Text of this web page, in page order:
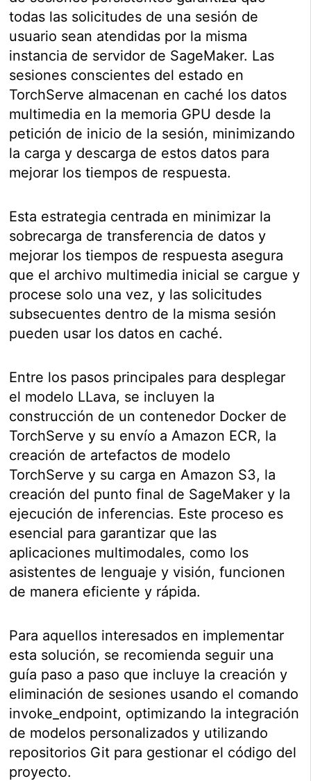
todas las solicitudes de una sesión de
usuario sean atendidas por la misma
instancia de servidor de SageMaker. Las
sesiones conscientes del estado en
TorchServe almacenan en caché los datos
multimedia en la memoria GPU desde la
petición de inicio de la sesión, minimizando
la carga y descarga de estos datos para
mejorar los tiempos de respuesta.
Esta estrategia centrada en minimizar la
sobrecarga de transferencia de datos y
mejorar los tiempos de respuesta asegura
que el archivo multimedia inicial se cargue y
procese solo una vez, y las solicitudes
subsecuentes dentro de la misma sesión
pueden usar los datos en caché.
Entre los pasos principales para desplegar
el modelo LLava, se incluyen la
construcción de un contenedor Docker de
TorchServe y su envío a Amazon ECR, la
creación de artefactos de modelo
TorchServe y su carga en Amazon S3, la
creación del punto final de SageMaker y la
ejecución de inferencias. Este proceso es
esencial para garantizar que las
aplicaciones multimodales, como los
asistentes de lenguaje y visión, funcionen
de manera eficiente y rápida.
Para aquellos interesados en implementar
esta solución, se recomienda seguir una
guía paso a paso que incluye la creación y
eliminación de sesiones usando el comando
invoke_endpoint, optimizando la integración
de modelos personalizados y utilizando
repositorios Git para gestionar el código del
proyecto.